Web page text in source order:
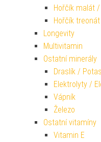
Hořčík malát
Hořčík
Longevity
Multivitamin
Ostatní minerály
Draslík /
Elektrolyty /
Vápník
Železo
Ostatní vitamíny
Vitamin E